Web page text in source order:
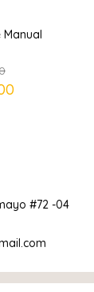
Manual
#72 -04